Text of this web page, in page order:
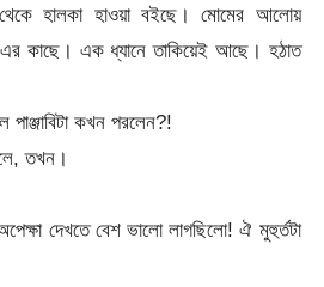
হালকা হাওয়া বইছে। মোমের আলোয়
কাছে। এক ধ্যানে তাকিয়েই আছে। হঠাত
কখন পরলেন?!
তখন।
দেখতে বেশ ভালো লাগছিলো! ঐ মুহুর্তটা